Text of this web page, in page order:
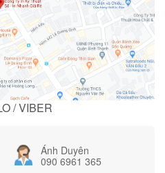
/ VIBER
Ánh Duyên
090 6961 365